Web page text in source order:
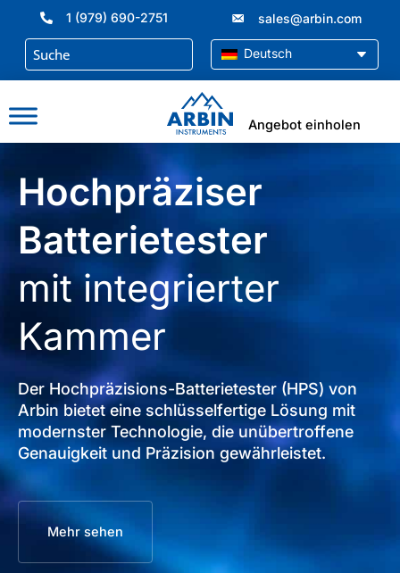
springen
1 (979) 690-2751 sales@arbin.com
Deutsch
Angebot einholen
Hochpräziser
Batterietester
mit integrierter
Kammer
Der Hochpräzisions-Batterietester (HPS) von
Arbin bietet eine schlüsselfertige Lösung mit
modernster Technologie, die unübertroffene
Genauigkeit und Präzision gewährleistet.
Mehr sehen